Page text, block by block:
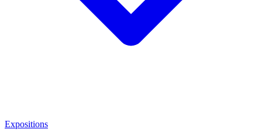
Expositions